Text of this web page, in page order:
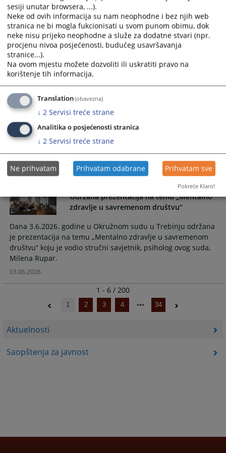
Aktuelnosti
Saopštenja za javnost
Trebinju...
06.07.2026.
Javni konkurs
Javni konkurs za prijem sudijskog pripravnika u Okružnom
24.06.2026.
10.06.2026.
Održana prezentacija na temu „Mentalno
zdravlje u savremenom društvu“
Dana 3.6.2026. godine u Okružnom sudu u Trebinju održana
je prezentacija na temu „Mentalno zdravlje u savremenom
društvu“ koju je vodio stručni savjetnik, psiholog ovog suda,
Milena Rupar.
03.06.2026.
1 - 6 / 200
1 2 3 4 34
sesiji unutar browsera, ...).
Neke od ovih informacija su nam neophodne i bez njih web
stranica ne bi mogla fukcionisati u svom punom obimu, dok
neke nisu prijeko neophodne a služe za dodatne stvari (npr.
procjenu nivoa posjećenosti, budućeg usavršavanja
stranice...).
Na ovom mjestu možete dozvoliti ili uskratiti pravo na
korištenje tih informacija.
Translation(obavezna)
↓ 2 Servisi treće strane
Analitika o posjećenosti stranica
↓ 2 Servisi treće strane
Ne prihvatam Prihvatam odabrane Prihvatam sve
Pokreće Klaro!